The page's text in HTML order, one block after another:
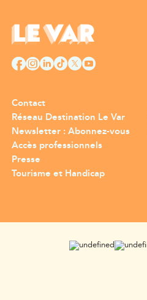
Contact
Réseau Destination Le Var
Newsletter : Abonnez-vous
Accès professionnels
Presse
Tourisme et Handicap